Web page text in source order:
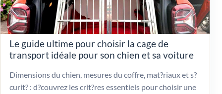
Le guide ultime pour choisir la cage de
transport idéale pour son chien et sa voiture
Dimensions du chien, mesures du coffre, mat?riaux et s?
curit? : d?couvrez les crit?res essentiels pour choisir une